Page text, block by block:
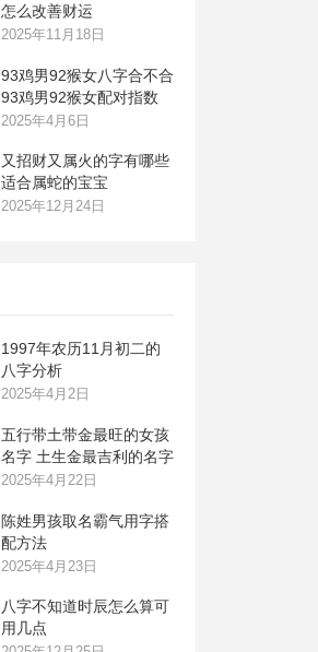
怎么改善财运
2025年11月18日
93鸡男92猴女八字合不合
93鸡男92猴女配对指数
2025年4月6日
又招财又属火的字有哪些
适合属蛇的宝宝
2025年12月24日
1997年农历11月初二的
八字分析
2025年4月2日
五行带土带金最旺的女孩
名字 土生金最吉利的名字
2025年4月22日
陈姓男孩取名霸气用字搭
配方法
2025年4月23日
八字不知道时辰怎么算可
用几点